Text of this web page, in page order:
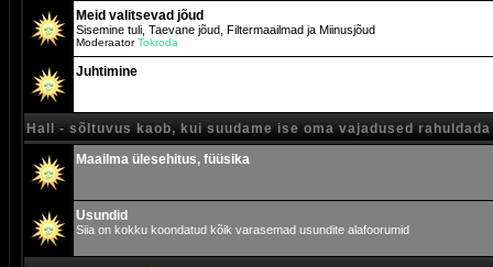
Meid valitsevad jõud
Sisemine tuli, Taevane jõud, Filtermaailmad ja Miinusjõud
ModeraatorTokroda
Juhtimine
Hall - sõltuvus kaob, kui suudame ise oma vajadused rahuldada
Maailma ülesehitus, füüsika
Usundid
Siia on kokku koondatud kõik varasemad usundite alafoorumid